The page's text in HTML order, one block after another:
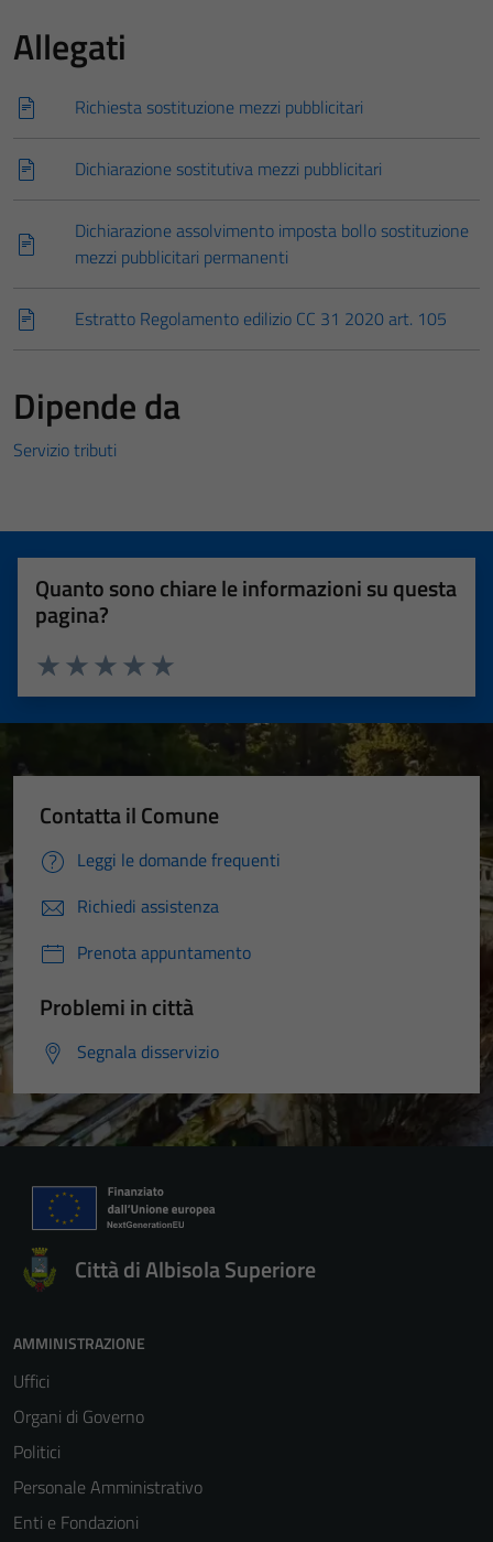
Allegati
Richiesta sostituzione mezzi pubblicitari
Dichiarazione sostitutiva mezzi pubblicitari
Dichiarazione assolvimento imposta bollo sostituzione
mezzi pubblicitari permanenti
Estratto Regolamento edilizio CC 31 2020 art. 105
Dipende da
Servizio tributi
Quanto sono chiare le informazioni su questa
pagina?
Valuta 5 stelle su 5
Valuta 4 stelle su 5
Valuta 3 stelle su 5
Valuta 2 stelle su 5
Valuta 1 stelle su 5
Contatta il Comune
Leggi le domande frequenti
Richiedi assistenza
Prenota appuntamento
Problemi in città
Segnala disservizio
Città di Albisola Superiore
AMMINISTRAZIONE
Uffici
Organi di Governo
Politici
Personale Amministrativo
Enti e Fondazioni